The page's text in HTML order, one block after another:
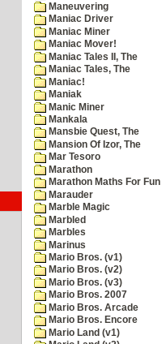
Maneuvering
Maniac Driver
Maniac Miner
Maniac Mover!
Maniac Tales II, The
Maniac Tales, The
Maniac!
Maniak
Manic Miner
Mankala
Mansbie Quest, The
Mansion Of Izor, The
Mar Tesoro
Marathon
Marathon Maths For Fun
Marauder
Marble Magic
Marbled
Marbles
Marinus
Mario Bros. (v1)
Mario Bros. (v2)
Mario Bros. (v3)
Mario Bros. 2007
Mario Bros. Arcade
Mario Bros. Encore
Mario Land (v1)